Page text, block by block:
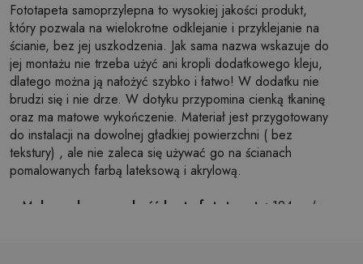
Fototapeta samoprzylepna to wysokiej jakości produkt,
który pozwala na wielokrotne odklejanie i przyklejanie na
ścianie, bez jej uszkodzenia. Jak sama nazwa wskazuje do
jej montażu nie trzeba użyć ani kropli dodatkowego kleju,
dlatego można ją nałożyć szybko i łatwo! W dodatku nie
brudzi się i nie drze. W dotyku przypomina cienką tkaninę
oraz ma matowe wykończenie. Materiał jest przygotowany
do instalacji na dowolnej gładkiej powierzchni ( bez
tekstury) , ale nie zaleca się używać go na ścianach
pomalowanych farbą lateksową i akrylową.
Maksymalna szerokość brytu fototapety: 124cm (w